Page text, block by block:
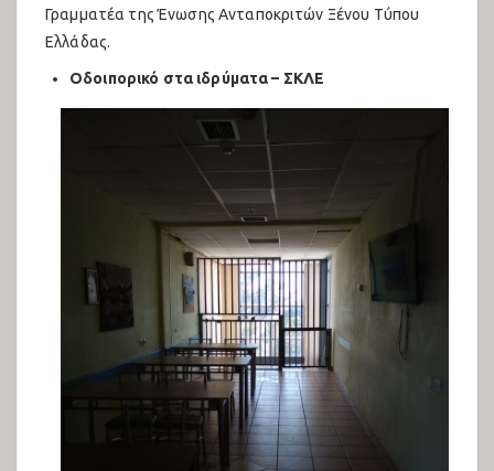
Γραμματέα της Ένωσης Ανταποκριτών Ξένου Τύπου
Ελλάδας.
Οδοιπορικό στα ιδρύματα – ΣΚΛΕ